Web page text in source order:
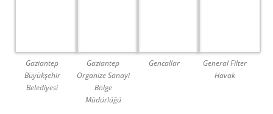
Gaziantep
Büyükşehir
Belediyesi
Gaziantep
Organize Sanayi
Bölge
Müdürlüğü
Gencallar
General Filter
Havak